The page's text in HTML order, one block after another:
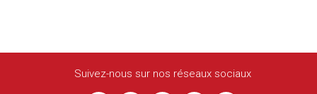
Suivez-nous sur nos réseaux sociaux